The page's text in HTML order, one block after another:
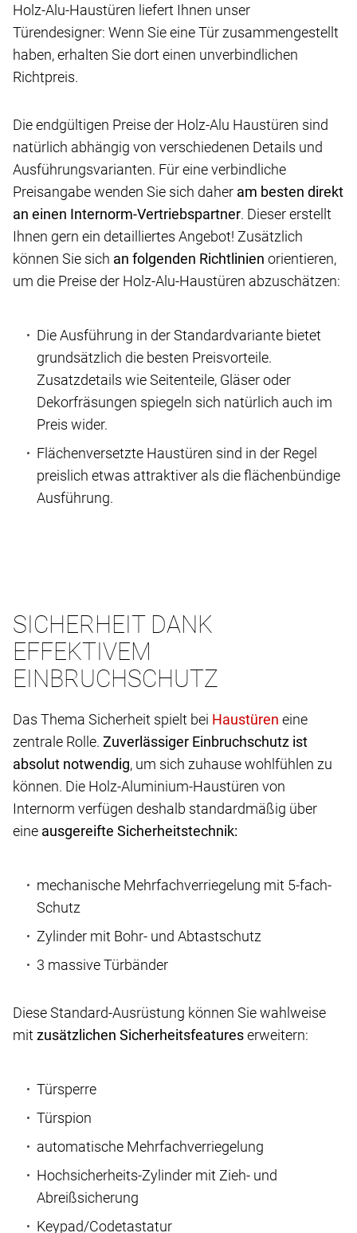
Holz-Alu-Haustüren liefert Ihnen unser
Türendesigner: Wenn Sie eine Tür zusammengestellt
haben, erhalten Sie dort einen unverbindlichen
Richtpreis.
Die endgültigen Preise der Holz-Alu Haustüren sind
natürlich abhängig von verschiedenen Details und
Ausführungsvarianten. Für eine verbindliche
Preisangabe wenden Sie sich daher am besten direkt
an einen Internorm-Vertriebspartner. Dieser erstellt
Ihnen gern ein detailliertes Angebot! Zusätzlich
können Sie sich an folgenden Richtlinien orientieren,
um die Preise der Holz-Alu-Haustüren abzuschätzen:
Die Ausführung in der Standardvariante bietet
grundsätzlich die besten Preisvorteile.
Zusatzdetails wie Seitenteile, Gläser oder
Dekorfräsungen spiegeln sich natürlich auch im
Preis wider.
Flächenversetzte Haustüren sind in der Regel
preislich etwas attraktiver als die flächenbündige
Ausführung.
SICHERHEIT DANK
EFFEKTIVEM
EINBRUCHSCHUTZ
Das Thema Sicherheit spielt bei
eine
zentrale Rolle. Zuverlässiger Einbruchschutz ist
absolut notwendig, um sich zuhause wohlfühlen zu
können. Die Holz-Aluminium-Haustüren von
Internorm verfügen deshalb standardmäßig über
eine ausgereifte Sicherheitstechnik:
mechanische Mehrfachverriegelung mit 5-fach-
Schutz
Zylinder mit Bohr- und Abtastschutz
3 massive Türbänder
Diese Standard-Ausrüstung können Sie wahlweise
mit zusätzlichen Sicherheitsfeatureserweitern:
Türsperre
Türspion
automatische Mehrfachverriegelung
Hochsicherheits-Zylinder mit Zieh- und
Abreißsicherung
Keypad/Codetastatur